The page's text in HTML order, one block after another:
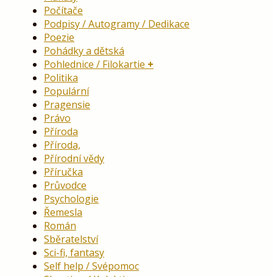
Počítače
Podpisy / Autogramy / Dedikace
Poezie
Pohádky a dětská
Pohlednice / Filokartie
Politika
Populární
Pragensie
Právo
Příroda
Příroda,
Přírodní vědy
Příručka
Průvodce
Psychologie
Řemesla
Román
Sběratelství
Sci-fi, fantasy
Self help / Svépomoc